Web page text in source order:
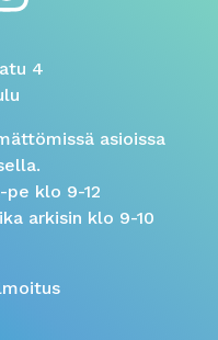
4
asioissa
pe klo 9-12
arkisin klo 9-10